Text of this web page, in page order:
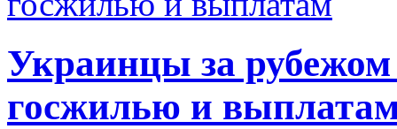
Украинцы за рубежом
госжилью и